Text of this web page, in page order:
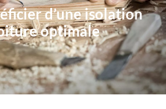
d’une isolation
optimale